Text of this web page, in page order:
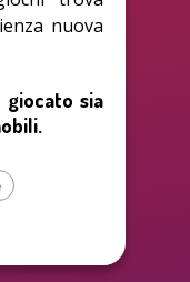
nuova
giocato sia